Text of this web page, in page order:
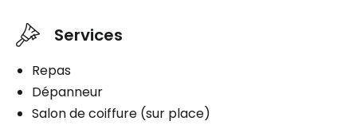
Services
Repas
Dépanneur
Salon de coiffure (sur place)